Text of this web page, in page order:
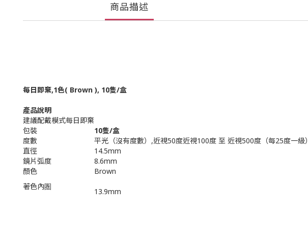
商品描述
每日即棄,1色( Brown ), 10隻/盒
產品說明
建議配戴模式每日即棄
包裝
10隻/盒
度數
平光（沒有度數）,近視50度近視100度 至 近視500度（每25度一級
直徑
14.5mm
鏡片弧度
8.6mm
顏色
Brown
著色內圏
13.9mm